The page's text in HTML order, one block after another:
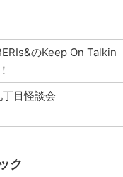
のKeep On Talkin
丁目怪談会
ク